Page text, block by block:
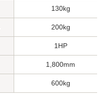
130kg
200kg
1HP
1,800mm
600kg